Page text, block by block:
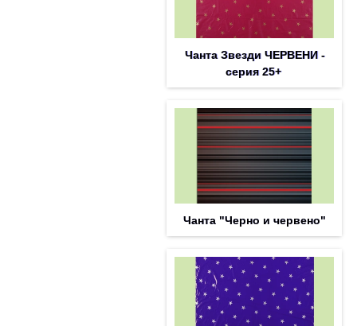
Чанта Звезди ЧЕРВЕНИ -
серия 25+
Чанта "Черно и червено"